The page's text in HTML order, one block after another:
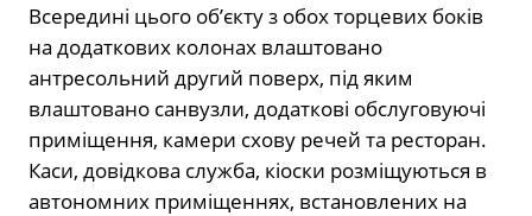
Всередині цього об’єкту з обох торцевих боків
на додаткових колонах влаштовано
антресольний другий поверх, під яким
влаштовано санвузли, додаткові обслуговуючі
приміщення, камери схову речей та ресторан.
Каси, довідкова служба, кіоски розміщуються в
автономних приміщеннях, встановлених на